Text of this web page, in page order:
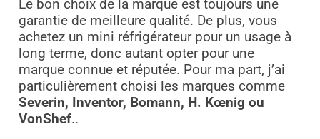
Le bon choix de la marque est toujours une
garantie de meilleure qualité. De plus, vous
achetez un mini réfrigérateur pour un usage à
long terme, donc autant opter pour une
marque connue et réputée. Pour ma part, j’ai
particulièrement choisi les marques comme
Severin, Inventor, Bomann, H. Kœnig ou
VonShef..